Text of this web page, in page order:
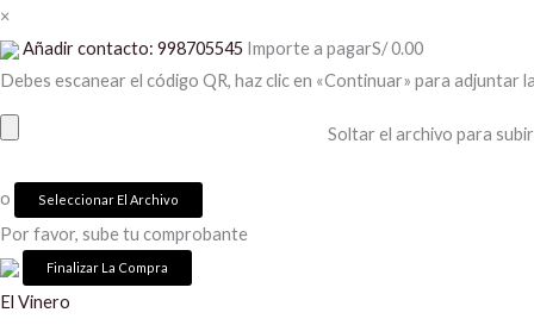
×
Añadir contacto: 998705545 Importe a pagarS/0.00
Debes escanear el código QR, haz clic en «Continuar» para
Soltar el archivo para subir
o Seleccionar El Archivo
Por favor, sube tu comprobante
Ir
al
contenido
El Vinero
Avanti